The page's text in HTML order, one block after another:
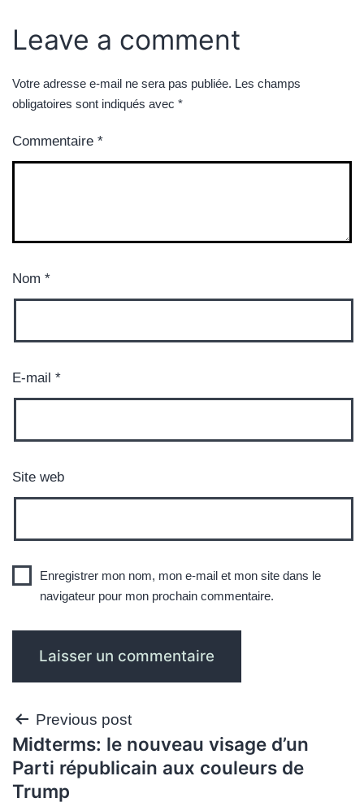
Leave a comment
Votre adresse e-mail ne sera pas publiée. Les champs
obligatoires sont indiqués avec *
Commentaire *
Nom *
E-mail *
Site web
Enregistrer mon nom, mon e-mail et mon site dans le
navigateur pour mon prochain commentaire.
Navigation
de
l’article
Previous post
Midterms: le nouveau visage d’un
Parti républicain aux couleurs de
Trump